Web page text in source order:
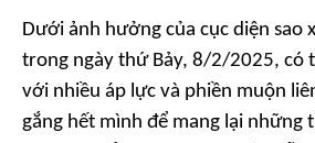
Dưới ảnh hưởng của cục diện sao
trong ngày thứ Bảy, 8/2/2025, có
với nhiều áp lực và phiền muộn
gắng hết mình để mang lại những